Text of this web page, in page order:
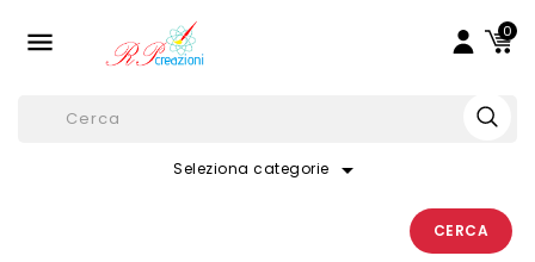
 0
Seleziona categorie arrow_drop_down
CERCA